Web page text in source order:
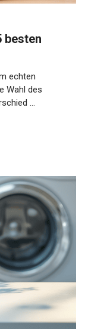
besten
echten
Wahl des
…